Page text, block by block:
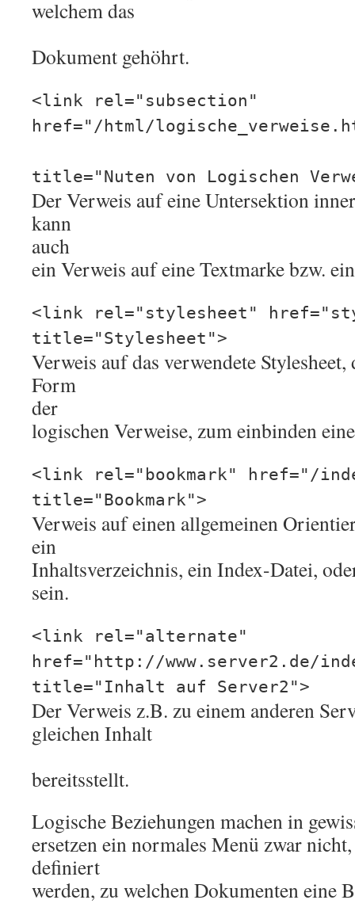
welchem das
Dokument gehöhrt.
<link rel="subsection"
href="/html/
title="Nuten von Logischen
Der Verweis auf eine Untersektion
kann
auch
ein Verweis auf eine Textmarke bzw.
<link rel="stylesheet"
title="Stylesheet">
Verweis auf das verwendete
Form
der
logischen Verweise, zum einbinden
<link rel="bookmark" href="/
title="Bookmark">
Verweis auf einen allgemeinen
ein
Inhaltsverzeichnis, ein Index-Datei,
sein.
<link rel="alternate"
href="http://www.server2.de/
title="Inhalt auf Server2">
Der Verweis z.B. zu einem anderen
gleichen Inhalt
bereitsstellt.
Logische Beziehungen machen in
ersetzen ein normales Menü zwar
definiert
werden, zu welchen Dokumenten eine